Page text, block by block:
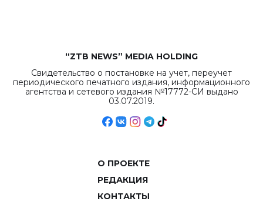
“ZTB NEWS” MEDIA HOLDING
Свидетельство о постановке на учет, переучет
периодического печатного издания, информационного
агентства и сетевого издания №17772-СИ выдано
03.07.2019.
О ПРОЕКТЕ
РЕДАКЦИЯ
КОНТАКТЫ